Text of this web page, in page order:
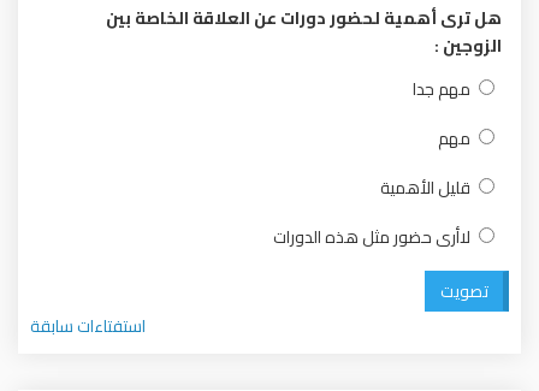
هل ترى أهمية لحضور دورات عن العلاقة الخاصة بين
الزوجين :
مهم جدا
مهم
قليل الأهمية
لاأرى حضور مثل هذه الدورات
تصويت
استفتاءات سابقة